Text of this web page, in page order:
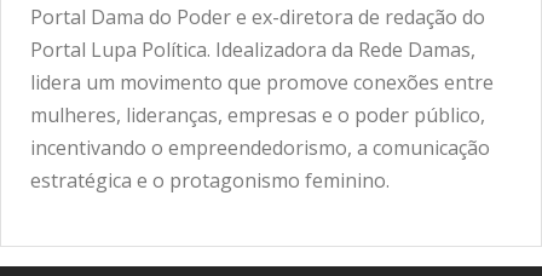
Portal Dama do Poder e ex-diretora de redação do
Portal Lupa Política. Idealizadora da Rede Damas,
lidera um movimento que promove conexões entre
mulheres, lideranças, empresas e o poder público,
incentivando o empreendedorismo, a comunicação
estratégica e o protagonismo feminino.